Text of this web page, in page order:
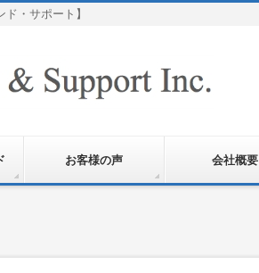
・サポート】
お客様の声 会社概要